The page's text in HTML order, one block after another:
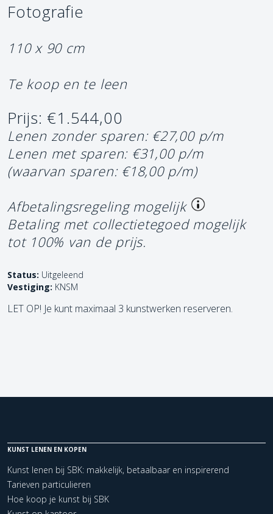
Fotografie
110 x 90 cm
Te koop en te leen
Prijs: €1.544,00
Lenen zonder sparen: €27,00 p/m
Lenen met sparen: €31,00 p/m
(waarvan sparen: €18,00 p/m)
Afbetalingsregeling mogelijk
Betaling met collectietegoed mogelijk
tot 100% van de prijs.
Status: Uitgeleend
Vestiging: KNSM
LET OP! Je kunt maximaal 3 kunstwerken reserveren.
KUNST LENEN EN KOPEN
Kunst lenen bij SBK: makkelijk, betaalbaar en inspirerend
Tarieven particulieren
Hoe koop je kunst bij SBK